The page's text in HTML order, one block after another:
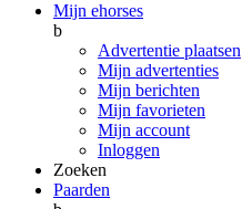
Mijn ehorses
b
Advertentie plaatsen
Mijn advertenties
Mijn berichten
Mijn favorieten
Mijn account
Inloggen
Zoeken
Paarden